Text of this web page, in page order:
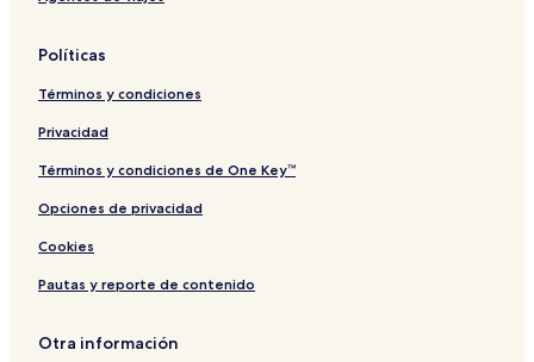
Políticas
Términos y condiciones
Privacidad
Términos y condiciones de One Key™
Opciones de privacidad
Cookies
Pautas y reporte de contenido
Otra información